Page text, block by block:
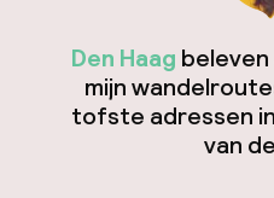
Den Haag
mijn
tofste adressen
van